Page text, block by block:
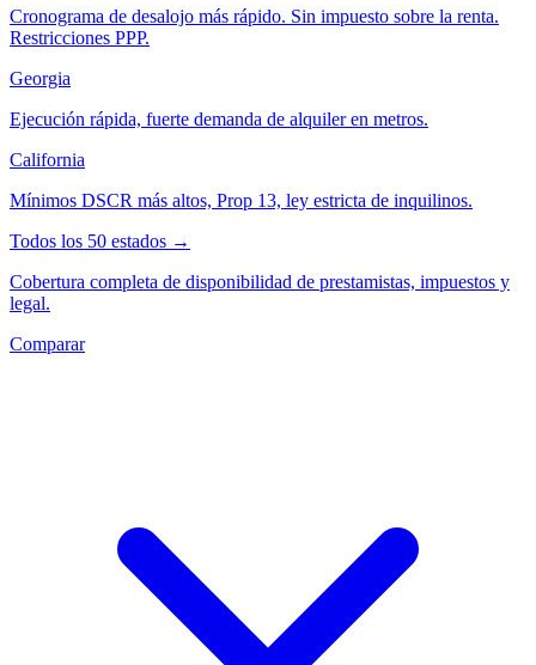
Cronograma de desalojo más rápido. Sin impuesto sobre la renta.
Restricciones PPP.
Georgia
Ejecución rápida, fuerte demanda de alquiler en metros.
California
Mínimos DSCR más altos, Prop 13, ley estricta de inquilinos.
Todos los 50 estados →
Cobertura completa de disponibilidad de prestamistas, impuestos y
legal.
Comparar